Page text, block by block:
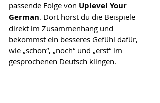
passende Folge von Uplevel Your
German. Dort hörst du die Beispiele
direkt im Zusammenhang und
bekommst ein besseres Gefühl dafür,
wie „schon“, „noch“ und „erst“ im
gesprochenen Deutsch klingen.